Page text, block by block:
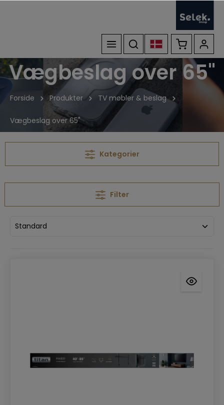
Vægbeslag over 65"
Forside Produkter TV møbler & beslag
Vægbeslag over 65"
Kategorier
Filter